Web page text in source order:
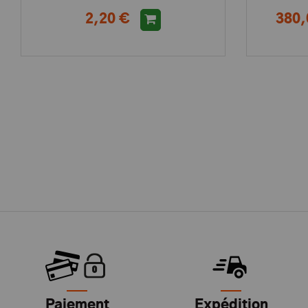
2,20 €
Paiement Expédition